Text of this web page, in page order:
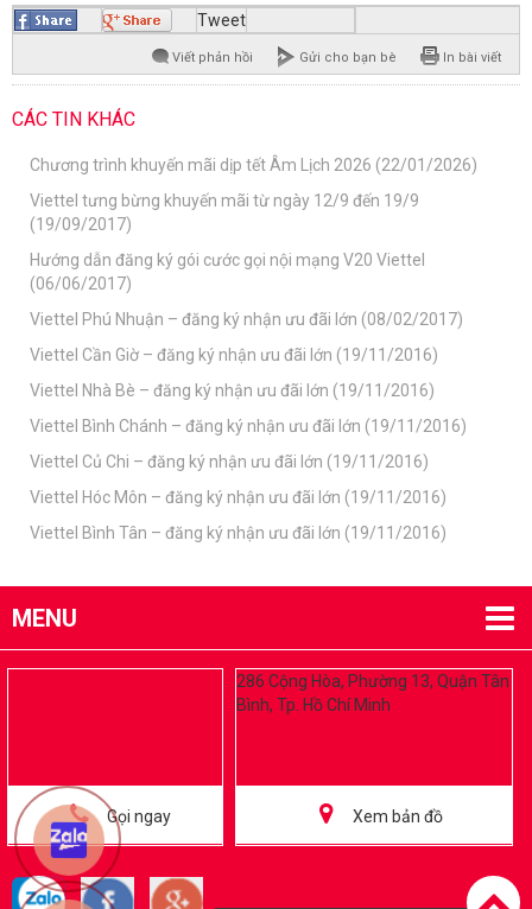
Tweet
Viết phản hồi Gửi cho bạn bè In bài viết
CÁC TIN KHÁC
Chương trình khuyến mãi dịp tết Âm Lịch 2026 (22/01/2026)
Viettel tưng bừng khuyến mãi từ ngày 12/9 đến 19/9
(19/09/2017)
Hướng dẫn đăng ký gói cước gọi nội mạng V20 Viettel
(06/06/2017)
Viettel Phú Nhuận – đăng ký nhận ưu đãi lớn (08/02/2017)
Viettel Cần Giờ – đăng ký nhận ưu đãi lớn (19/11/2016)
Viettel Nhà Bè – đăng ký nhận ưu đãi lớn (19/11/2016)
Viettel Bình Chánh – đăng ký nhận ưu đãi lớn (19/11/2016)
Viettel Củ Chi – đăng ký nhận ưu đãi lớn (19/11/2016)
Viettel Hóc Môn – đăng ký nhận ưu đãi lớn (19/11/2016)
Viettel Bình Tân – đăng ký nhận ưu đãi lớn (19/11/2016)
MENU
Gọi ngay
286 Cộng Hòa, Phường 13, Quận Tân
Bình, Tp. Hồ Chí Minh
Xem bản đồ